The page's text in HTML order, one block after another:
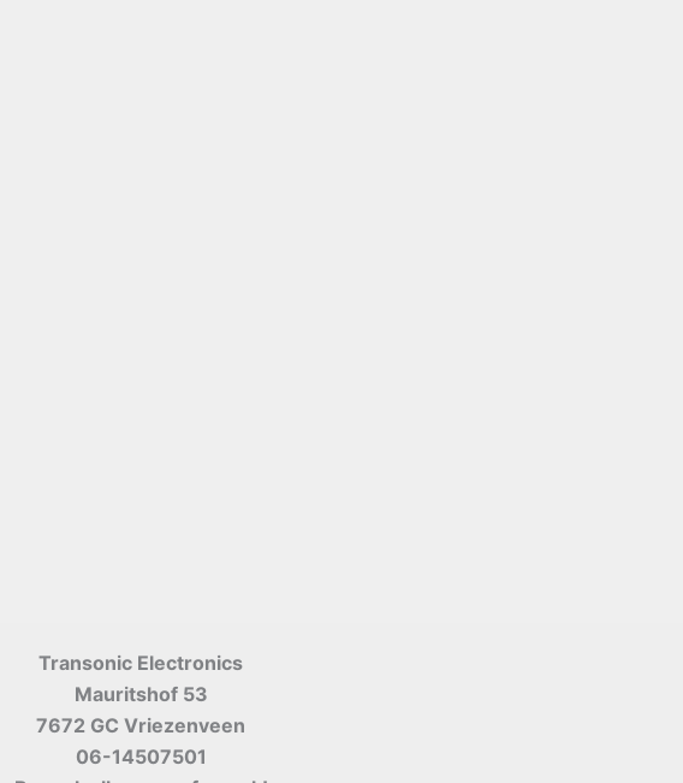
Transonic Electronics
Mauritshof 53
7672 GC Vriezenveen
06-14507501